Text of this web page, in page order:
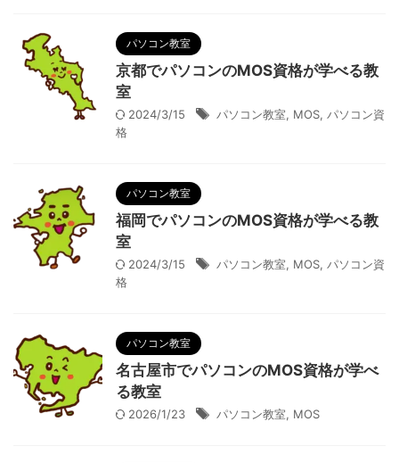
パソコン教室
京都でパソコンのMOS資格が学べる教
室
2024/3/15 パソコン教室, MOS, パソコン資
格
パソコン教室
福岡でパソコンのMOS資格が学べる教
室
2024/3/15 パソコン教室, MOS, パソコン資
格
パソコン教室
名古屋市でパソコンのMOS資格が学べ
る教室
2026/1/23 パソコン教室, MOS